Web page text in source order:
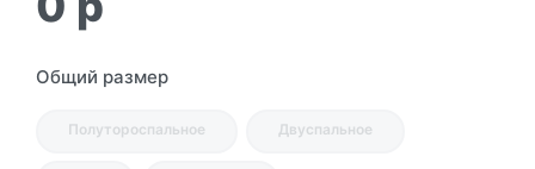
Общий размер
Полутороспальное Двуспальное